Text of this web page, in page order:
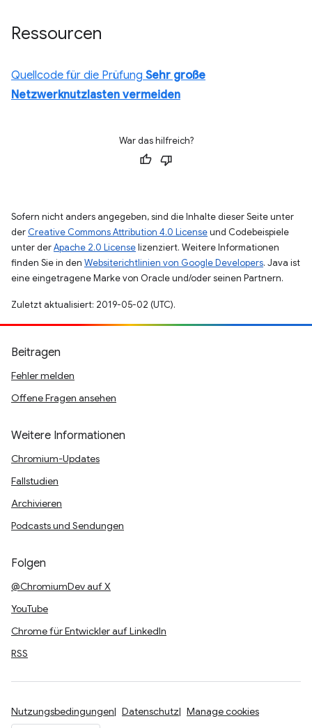
Ressourcen
Quellcode für die Prüfung Sehr große
Netzwerknutzlasten vermeiden
War das hilfreich?
Sofern nicht anders angegeben, sind die Inhalte dieser Seite unter
der Creative Commons Attribution 4.0 Licenseund Codebeispiele
unter derApache 2.0 Licenselizenziert. Weitere Informationen
finden Sie in den Websiterichtlinien von Google Developers. Java ist
eine eingetragene Marke von Oracle und/oder seinen Partnern.
Zuletzt aktualisiert: 2019-05-02 (UTC).
Beitragen
Fehler melden
Offene Fragen ansehen
Weitere Informationen
Chromium-Updates
Fallstudien
Archivieren
Podcasts und Sendungen
Folgen
@ChromiumDev auf X
YouTube
Chrome für Entwickler auf LinkedIn
RSS
Nutzungsbedingungen Datenschutz Manage cookies